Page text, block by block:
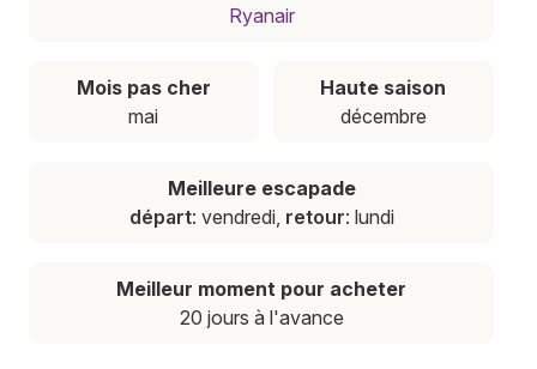
Ryanair
Mois pas cher
mai
Haute saison
décembre
Meilleure escapade
départ: vendredi, retour: lundi
Meilleur moment pour acheter
20 jours à l'avance